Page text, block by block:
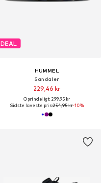
DEAL
HUMMEL
Sandaler
229,46 kr
Oprindeligt: 299,95 kr
Sidste laveste pris:254,95 kr-10%